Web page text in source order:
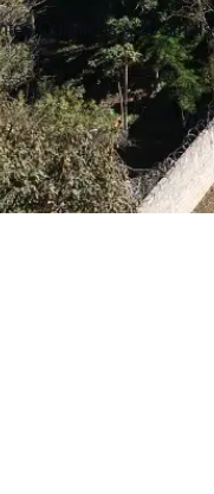
Químicos»10